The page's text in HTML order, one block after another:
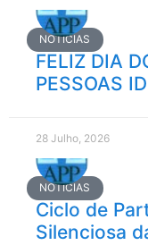
NOTÍCIAS
FELIZ DIA
PESSOAS
28 Julho, 2026
NOTÍCIAS
Ciclo de
Silenciosa